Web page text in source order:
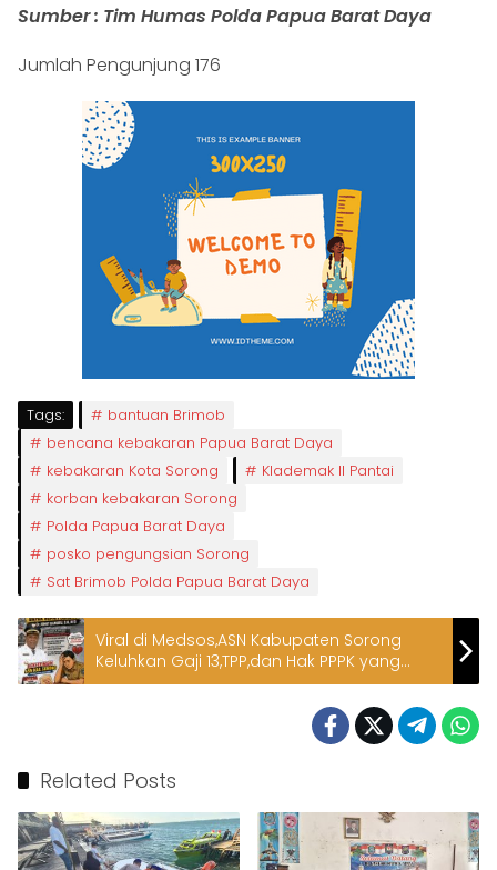
Sumber : Tim Humas Polda Papua Barat Daya
Jumlah Pengunjung 176
Tags:
bantuan Brimob
bencana kebakaran Papua Barat Daya
kebakaran Kota Sorong
Klademak II Pantai
korban kebakaran Sorong
Polda Papua Barat Daya
posko pengungsian Sorong
Sat Brimob Polda Papua Barat Daya
Viral di Medsos,ASN Kabupaten Sorong
Keluhkan Gaji 13,TPP,dan Hak PPPK yang
Belum Diterima
Related Posts